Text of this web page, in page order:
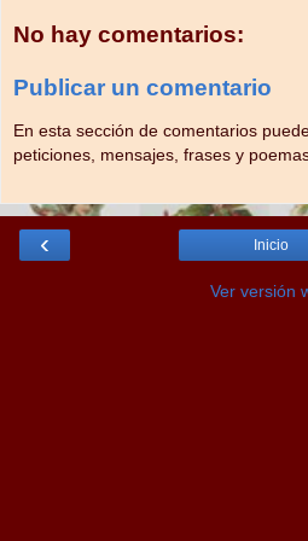
No hay comentarios:
Publicar un comentario
En esta sección de comentarios
peticiones, mensajes, frases y
‹ Inicio
Ver versión